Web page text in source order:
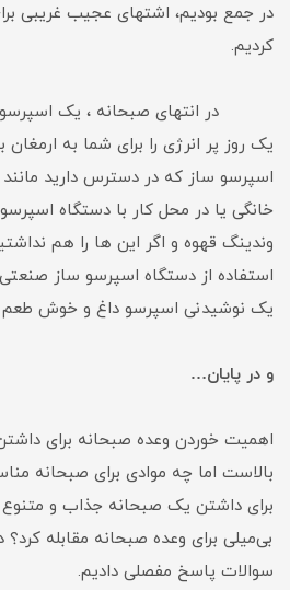
در جمع بودیم، اشتهای عجیب غریبی
کردیم.
در انتهای صبحانه ، یک اسپرسو یا
یک روز پر انرژی را برای شما به
اسپرسو ساز که در دسترس دارید
خانگی یا در محل کار با دستگاه
وندینگ قهوه و اگر این ها را هم
استفاده از دستگاه اسپرسو ساز
یک نوشیدنی اسپرسو داغ و خوش طعم
و در پایان…
اهمیت خوردن وعده صبحانه برای
بالاست اما چه موادی برای صبحانه
برای داشتن یک صبحانه جذاب و متنوع
بی‌میلی برای وعده صبحانه مقابله
سوالات پاسخ مفصلی دادیم.